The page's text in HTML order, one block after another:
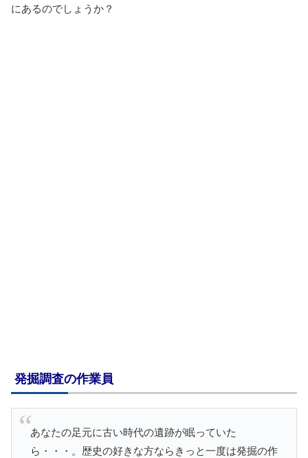
にあるのでしょうか？
発掘調査の作業員
あなたの足元に古い時代の遺跡が眠っていた
ら・・・。歴史の好きな方ならきっと一度は発掘の作